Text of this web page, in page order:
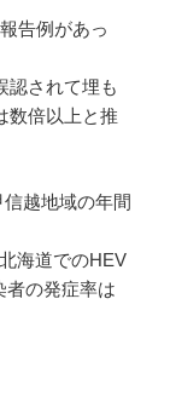
告例があっ
認されて埋も
数倍以上と推
越地域の年間
海道でのHEV
者の発症率は